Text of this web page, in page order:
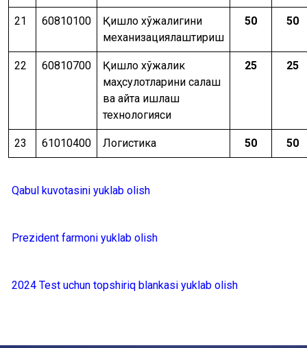
21 60810100
Қишлоқ хўжалигини
механизациялаштириш
50 50
22 60810700
Қишлоқ хўжалик
маҳсулотларини сақлаш
ва қайта ишлаш
технологияси
25 25
23 61010400 Логистика 50 50
Qabul kuvotasini yuklab olish
Prezident farmoni yuklab olish
2024 Test uchun topshiriq blankasi yuklab olish